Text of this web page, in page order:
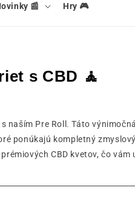
📰 Hry 🎮
s CBD 🧘
naším Pre Roll. Táto
ponúkajú kompletný
CBD kvetov, čo vám